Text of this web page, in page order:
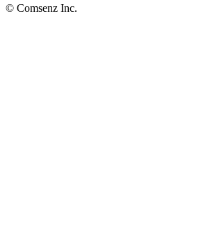
© Comsenz Inc.